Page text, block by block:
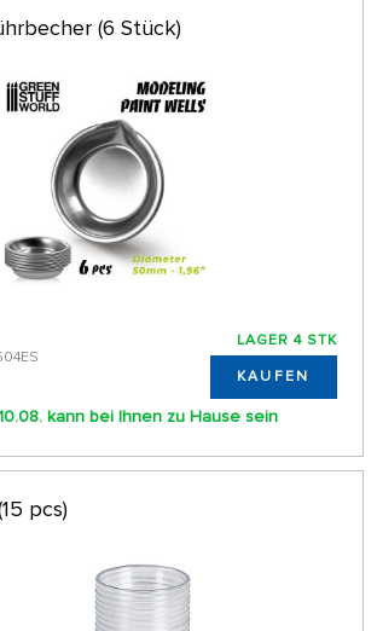
(6 Stück)
LAGER 4 STK
KAUFEN
kann bei Ihnen zu Hause sein
pcs)